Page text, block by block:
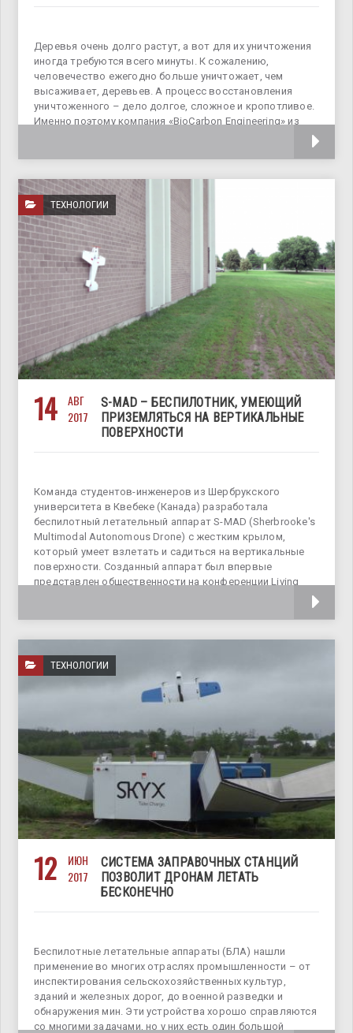
Деревья очень долго растут, а вот для их уничтожения
иногда требуются всего минуты. К сожалению,
человечество ежегодно больше уничтожает, чем
высаживает, деревьев. А процесс восстановления
уничтоженного – дело долгое, сложное и кропотливое.
Именно поэтому компания «BioCarbon Engineering» из
ТЕХНОЛОГИИ
14
АВГ
2017
S-MAD – БЕСПИЛОТНИК, УМЕЮЩИЙ
ПРИЗЕМЛЯТЬСЯ НА ВЕРТИКАЛЬНЫЕ
ПОВЕРХНОСТИ
Команда студентов-инженеров из Шербрукского
университета в Квебеке (Канада) разработала
беспилотный летательный аппарат S-MAD (Sherbrooke's
Multimodal Autonomous Drone) с жестким крылом,
который умеет взлетать и садиться на вертикальные
поверхности. Созданный аппарат был впервые
представлен общественности на конференции Living
ТЕХНОЛОГИИ
12
ИЮН
2017
СИСТЕМА ЗАПРАВОЧНЫХ СТАНЦИЙ
ПОЗВОЛИТ ДРОНАМ ЛЕТАТЬ
БЕСКОНЕЧНО
Беспилотные летательные аппараты (БЛА) нашли
применение во многих отраслях промышленности – от
инспектирования сельскохозяйственных культур,
зданий и железных дорог, до военной разведки и
обнаружения мин. Эти устройства хорошо справляются
со многими задачами, но у них есть один большой